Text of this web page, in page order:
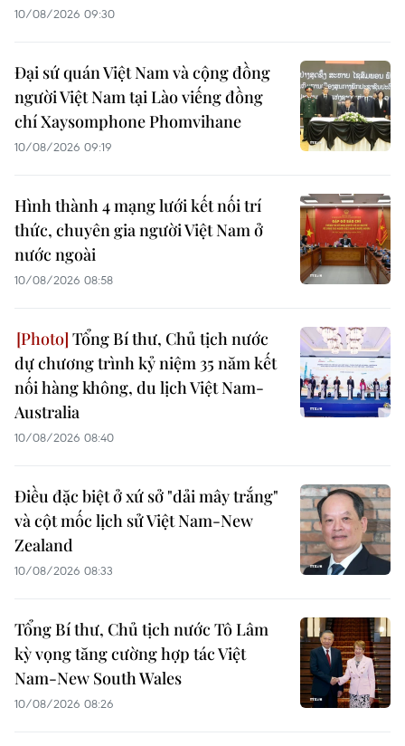
10/08/2026 09:30
Đại sứ quán Việt Nam và cộng đồng
người Việt Nam tại Lào viếng đồng
chí Xaysomphone Phomvihane
10/08/2026 09:19
Hình thành 4 mạng lưới kết nối trí
thức, chuyên gia người Việt Nam ở
nước ngoài
10/08/2026 08:58
Tổng Bí thư, Chủ tịch nước
dự chương trình kỷ niệm 35 năm kết
nối hàng không, du lịch Việt Nam-
Australia
10/08/2026 08:40
Điều đặc biệt ở xứ sở "dải mây trắng"
và cột mốc lịch sử Việt Nam-New
Zealand
10/08/2026 08:33
Tổng Bí thư, Chủ tịch nước Tô Lâm
kỳ vọng tăng cường hợp tác Việt
Nam-New South Wales
10/08/2026 08:26